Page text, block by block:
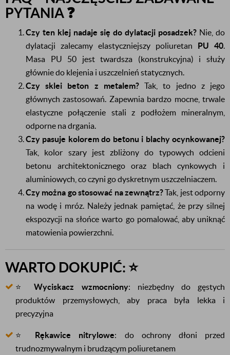
PYTANIA ❓
Czy ten klej nadaje się do dylatacji posadzek? Nie, do
dylatacji zalecamy elastyczniejszy poliuretan PU 40.
Masa PU 50 jest twardsza (konstrukcyjna) i służy
głównie do klejenia i uszczelnień statycznych.
Czy sklei beton z metalem?Tak, to jedno z jego
głównych zastosowań. Zapewnia bardzo mocne, trwale
elastyczne połączenie stali z podłożem mineralnym,
odporne na drgania.
Czy pasuje kolorem do betonu i blachy ocynkowanej?
Tak, kolor szary jest zbliżony do typowych odcieni
betonu architektonicznego oraz blach cynkowych i
aluminiowych, co czyni go dyskretnym uszczelniaczem.
Czy można go stosować na zewnątrz?Tak, jest odporny
na wodę i mróz. Należy jednak pamiętać, że przy silnej
ekspozycji na słońce warto go pomalować, aby uniknąć
matowienia powierzchni.
WARTO DOKUPIĆ: ⭐
⭐Wyciskacz wzmocniony: niezbędny do gęstych
produktów przemysłowych, aby praca była lekka i
precyzyjna
⭐ Rękawice nitrylowe: do ochrony dłoni przed
trudnozmywalnym i brudzącym poliuretanem